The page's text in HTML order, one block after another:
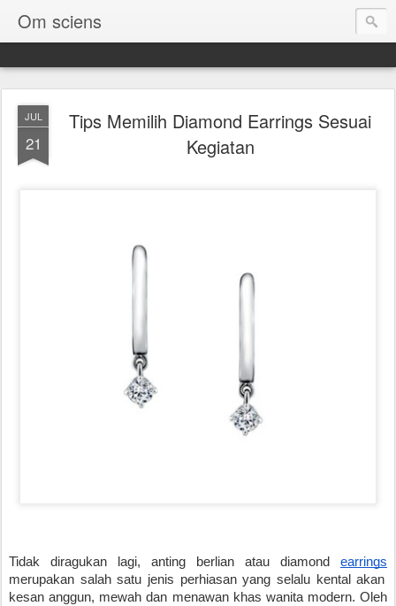
Om sciens
JUL
21
Tips Memilih Diamond Earrings Sesuai
Kegiatan
Tidak diragukan lagi, anting berlian atau diamond earrings
merupakan salah satu jenis perhiasan yang selalu kental akan
kesan anggun, mewah dan menawan khas wanita modern. Oleh